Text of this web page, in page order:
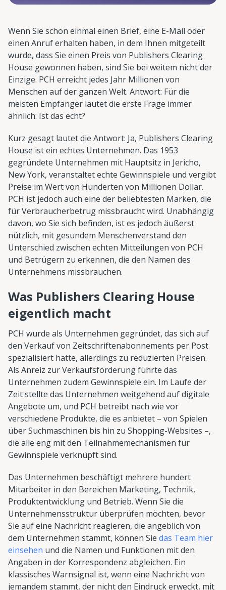
Wenn Sie schon einmal einen Brief, eine E-Mail oder
einen Anruf erhalten haben, in dem Ihnen mitgeteilt
wurde, dass Sie einen Preis von Publishers Clearing
House gewonnen haben, sind Sie bei weitem nicht der
Einzige. PCH erreicht jedes Jahr Millionen von
Menschen auf der ganzen Welt. Antwort: Für die
meisten Empfänger lautet die erste Frage immer
ähnlich: Ist das echt?
Kurz gesagt lautet die Antwort: Ja, Publishers Clearing
House ist ein echtes Unternehmen. Das 1953
gegründete Unternehmen mit Hauptsitz in Jericho,
New York, veranstaltet echte Gewinnspiele und vergibt
Preise im Wert von Hunderten von Millionen Dollar.
PCH ist jedoch auch eine der beliebtesten Marken, die
für Verbraucherbetrug missbraucht wird. Unabhängig
davon, wo Sie sich befinden, ist es jedoch äußerst
nützlich, mit gesundem Menschenverstand den
Unterschied zwischen echten Mitteilungen von PCH
und Betrügern zu erkennen, die den Namen des
Unternehmens missbrauchen.
Was Publishers Clearing House
eigentlich macht
PCH wurde als Unternehmen gegründet, das sich auf
den Verkauf von Zeitschriftenabonnements per Post
spezialisiert hatte, allerdings zu reduzierten Preisen.
Als Anreiz zur Verkaufsförderung führte das
Unternehmen zudem Gewinnspiele ein. Im Laufe der
Zeit stellte das Unternehmen weitgehend auf digitale
Angebote um, und PCH betreibt nach wie vor
verschiedene Produkte, die es anbietet – von Spielen
über Suchmaschinen bis hin zu Shopping-Websites –,
die alle eng mit den Teilnahmemechanismen für
Gewinnspiele verknüpft sind.
Das Unternehmen beschäftigt mehrere hundert
Mitarbeiter in den Bereichen Marketing, Technik,
Produktentwicklung und Betrieb. Wenn Sie die
Unternehmensstruktur überprüfen möchten, bevor
Sie auf eine Nachricht reagieren, die angeblich von
dem Unternehmen stammt, können Sie das Team hier
einsehen und die Namen und Funktionen mit den
Angaben in der Korrespondenz abgleichen. Ein
klassisches Warnsignal ist, wenn eine Nachricht von
jemandem stammt, der nicht den Eindruck erweckt, mit